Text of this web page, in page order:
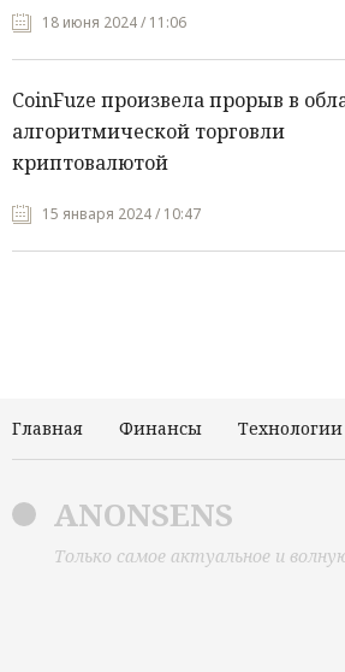
18 июня 2024 / 11:06
CoinFuze произвела прорыв в
алгоритмической торговли
криптовалютой
15 января 2024 / 10:47
Главная Финансы Технологии
ANONSENS
Только самое актуальное и